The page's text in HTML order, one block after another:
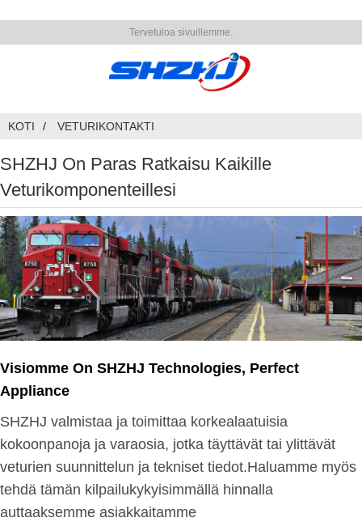
Tervetuloa sivuillemme.
KOTI VETURIKONTAKTI
SHZHJ On Paras Ratkaisu Kaikille
Veturikomponenteillesi
Visiomme On SHZHJ Technologies, Perfect
Appliance
SHZHJ valmistaa ja toimittaa korkealaatuisia
kokoonpanoja ja varaosia, jotka täyttävät tai ylittävät
veturien suunnittelun ja tekniset tiedot.Haluamme myös
tehdä tämän kilpailukykyisimmällä hinnalla
auttaaksemme asiakkaitamme